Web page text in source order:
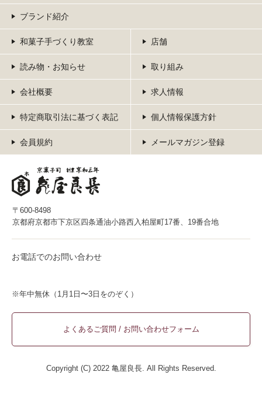
ブランド紹介
和菓子手づくり教室 店舗
読み物・お知らせ 取り組み
会社概要 求人情報
特定商取引法に基づく表記 個人情報保護方針
会員規約 メールマガジン登録
〒600-8498
京都府京都市下京区四条通油小路西入柏屋町17番、19番合地
お電話でのお問い合わせ
※年中無休（1月1日〜3日をのぞく）
よくあるご質問 / お問い合わせフォーム
Copyright (C) 2022 亀屋良長. All Rights Reserved.